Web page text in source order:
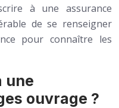
à une assurance
de se renseigner
pour connaître les
une
ouvrage ?